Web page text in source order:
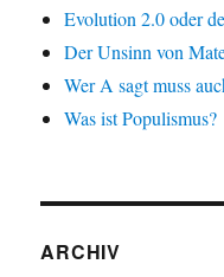
Evolution 2.0 oder
Der Unsinn von
Wer A sagt muss
Was ist Populismus?
ARCHIV